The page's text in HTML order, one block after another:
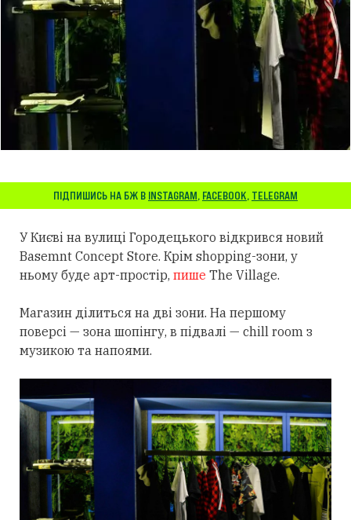
ПІДПИШИСЬ НА БЖ В INSTAGRAM, FACEBOOK, TELEGRAM
У Києві на вулиці Городецького відкрився новий
Basemnt Concept Store. Крім shopping-зони, у
ньому буде арт-простір, пише The Village.
Магазин ділиться на дві зони. На першому
поверсі — зона шопінгу, в підвалі — chill room з
музикою та напоями.